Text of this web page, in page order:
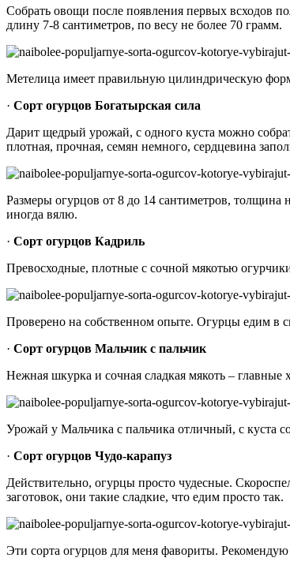
Собрать овощи после появления первых всходов
длину 7-8 сантиметров, по весу не более 70 грамм.
Метелица имеет правильную цилиндрическую
· Сорт огурцов Богатырская сила
Дарит щедрый урожай, с одного куста можно
плотная, прочная, семян немного, сердцевина
Размеры огурцов от 8 до 14 сантиметров,
иногда вялю.
· Сорт огурцов Кадриль
Превосходные, плотные с сочной мякотью
Проверено на собственном опыте. Огурцы едим в
· Сорт огурцов Мальчик с пальчик
Нежная шкурка и сочная сладкая мякоть – главные
Урожай у Мальчика с пальчика отличный, с куста
· Сорт огурцов Чудо-карапуз
Действительно, огурцы просто чудесные.
заготовок, они такие сладкие, что едим просто так.
Эти сорта огурцов для меня фавориты.